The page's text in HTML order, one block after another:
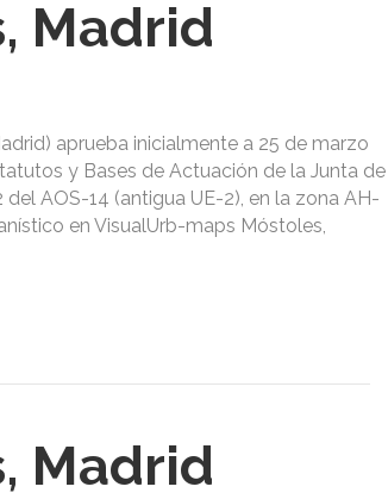
Madrid
aprueba inicialmente a 25 de marzo
y Bases de Actuación de la Junta de
AOS-14 (antigua UE-2), en la zona AH-
en VisualUrb-maps Móstoles,
Madrid